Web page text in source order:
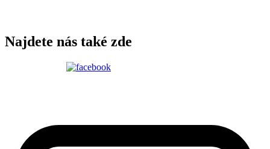
Najdete nás také zde